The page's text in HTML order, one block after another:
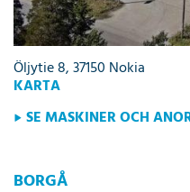
Öljytie 8, 37150 Nokia
KARTA
SE MASKINER OCH
BORGÅ